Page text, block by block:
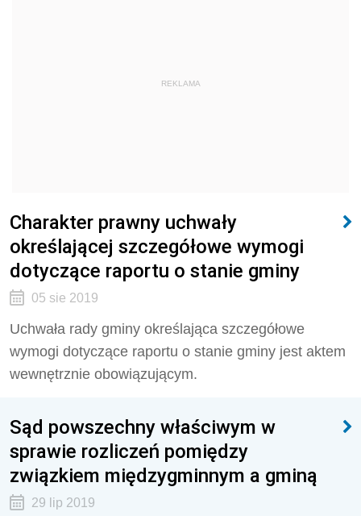
REKLAMA
Charakter prawny uchwały
określającej szczegółowe wymogi
dotyczące raportu o stanie gminy
05 sie 2019
Uchwała rady gminy określająca szczegółowe
wymogi dotyczące raportu o stanie gminy jest aktem
wewnętrznie obowiązującym.
Sąd powszechny właściwym w
sprawie rozliczeń pomiędzy
związkiem międzygminnym a gminą
29 lip 2019